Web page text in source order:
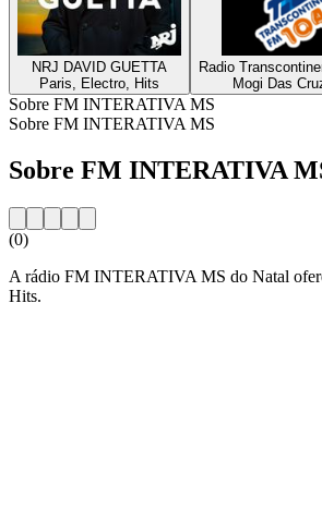
NRJ DAVID GUETTA
Paris, Electro, Hits
Radio
Mogi Das
Sobre FM INTERATIVA MS
Sobre FM INTERATIVA MS
Sobre FM INTERATIVA
(0)
A rádio FM INTERATIVA MS do Natal
Hits.